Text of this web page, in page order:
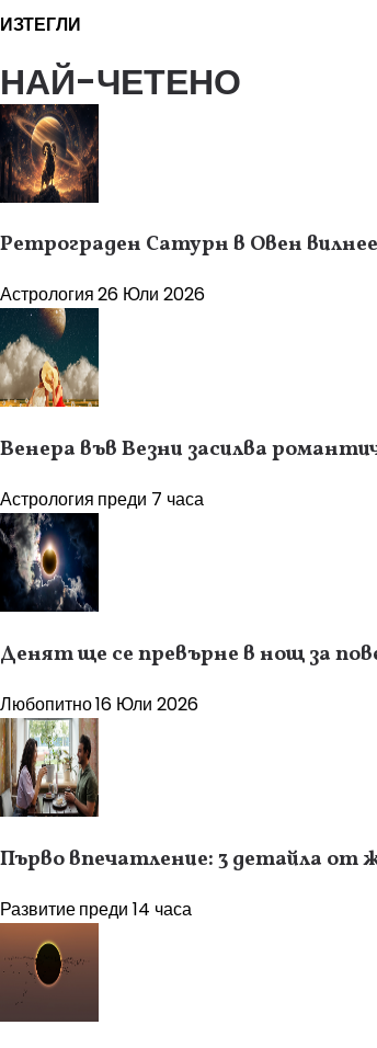
ИЗТЕГЛИ
НАЙ-ЧЕТЕНО
Ретрограден Сатурн в Овен
Астрология26 Юли 2026
Венера във Везни засилва
Астрология преди 7 часа
Денят ще се превърне в нощ за
Любопитно16 Юли 2026
Първо впечатление: 3 детайла от
Развитиепреди 14 часа